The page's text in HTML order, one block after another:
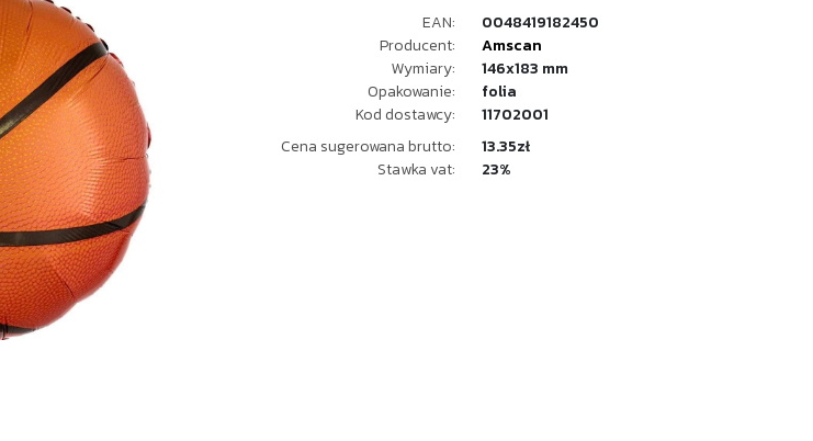
EAN:
0048419182450
Producent:
Amscan
Wymiary:
146x183 mm
Opakowanie:
folia
Kod dostawcy:
11702001
Cena sugerowana brutto:
13.35zł
Stawka vat:
23%